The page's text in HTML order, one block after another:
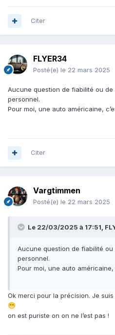
Citer
FLYER34
Posté(e) le 22 mars 2025
Aucune question de fiabilité ou
personnel.
Pour moi, une auto américaine,
Citer
Vargtimmen
Posté(e) le 22 mars 2025
Le 22/03/2025 à 17:51,
Aucune question de fiabilité
personnel.
Pour moi, une auto américaine,
Ok merci pour la précision. Je
😁
on est puriste on on ne l’est pas !